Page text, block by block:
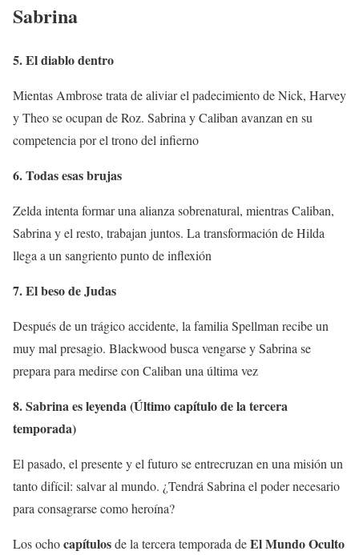
Sabrina
5. El diablo dentro
Mientas Ambrose trata de aliviar el padecimiento de Nick, Harvey
y Theo se ocupan de Roz. Sabrina y Caliban avanzan en su
competencia por el trono del infierno
6. Todas esas brujas
Zelda intenta formar una alianza sobrenatural, mientras Caliban,
Sabrina y el resto, trabajan juntos. La transformación de Hilda
llega a un sangriento punto de inflexión
7. El beso de Judas
Después de un trágico accidente, la familia Spellman recibe un
muy mal presagio. Blackwood busca vengarse y Sabrina se
prepara para medirse con Caliban una última vez
8. Sabrina es leyenda (Último capítulo de la tercera
temporada)
El pasado, el presente y el futuro se entrecruzan en una misión un
tanto difícil: salvar al mundo. ¿Tendrá Sabrina el poder necesario
para consagrarse como heroína?
Los ochocapítulosde la tercera temporada deEl Mundo Oculto